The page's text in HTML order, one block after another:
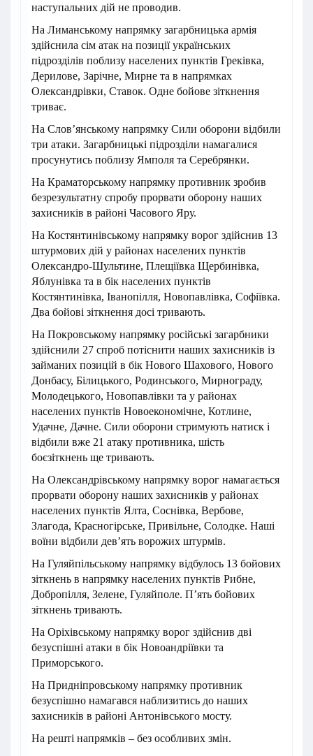
наступальних дій не проводив.
На Лиманському напрямку загарбницька армія
здійснила сім атак на позиції українських
підрозділів поблизу населених пунктів Греківка,
Дерилове, Зарічне, Мирне та в напрямках
Олександрівки, Ставок. Одне бойове зіткнення
триває.
На Слов’янському напрямку Сили оборони відбили
три атаки. Загарбницькі підрозділи намагалися
просунутись поблизу Ямполя та Серебрянки.
На Краматорському напрямку противник зробив
безрезультатну спробу прорвати оборону наших
захисників в районі Часового Яру.
На Костянтинівському напрямку ворог здійснив 13
штурмових дій у районах населених пунктів
Олександро-Шультине, Плещіївка Щербинівка,
Яблунівка та в бік населених пунктів
Костянтинівка, Іванопілля, Новопавлівка, Софіївка.
Два бойові зіткнення досі тривають.
На Покровському напрямку російські загарбники
здійснили 27 спроб потіснити наших захисників із
займаних позицій в бік Нового Шахового, Нового
Донбасу, Білицького, Родинського, Мирнограду,
Молодецького, Новопавлівки та у районах
населених пунктів Новоекономічне, Котлине,
Удачне, Дачне. Сили оборони стримують натиск і
відбили вже 21 атаку противника, шість
боєзіткнень ще тривають.
На Олександрівському напрямку ворог намагається
прорвати оборону наших захисників у районах
населених пунктів Ялта, Соснівка, Вербове,
Злагода, Красногірське, Привільне, Солодке. Наші
воїни відбили дев’ять ворожих штурмів.
На Гуляйпільському напрямку відбулось 13 бойових
зіткнень в напрямку населених пунктів Рибне,
Добропілля, Зелене, Гуляйполе. П’ять бойових
зіткнень тривають.
На Оріхівському напрямку ворог здійснив дві
безуспішні атаки в бік Новоандріївки та
Приморського.
На Придніпровському напрямку противник
безуспішно намагався наблизитись до наших
захисників в районі Антонівського мосту.
На решті напрямків – без особливих змін.